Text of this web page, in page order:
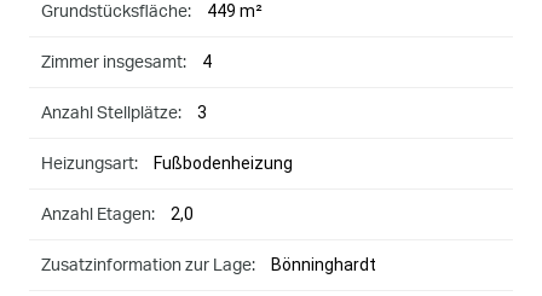
Grundstücksfläche: 449 m²
Zimmer insgesamt: 4
Anzahl Stellplätze: 3
Heizungsart: Fußbodenheizung
Anzahl Etagen: 2,0
Zusatzinformation zur Lage: Bönninghardt